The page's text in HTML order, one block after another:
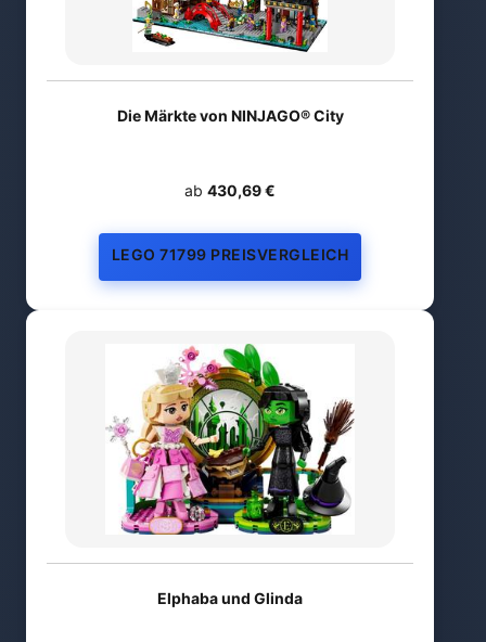
Die Märkte von NINJAGO® City
ab 430,69 €
LEGO 71799 PREISVERGLEICH
Elphaba und Glinda